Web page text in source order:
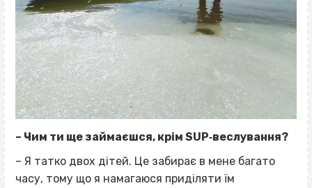
– Чим ти ще займаєшся, крім SUP‐веслування?
– Я татко двох дітей. Це забирає в мене багато
часу, тому що я намагаюся приділяти їм